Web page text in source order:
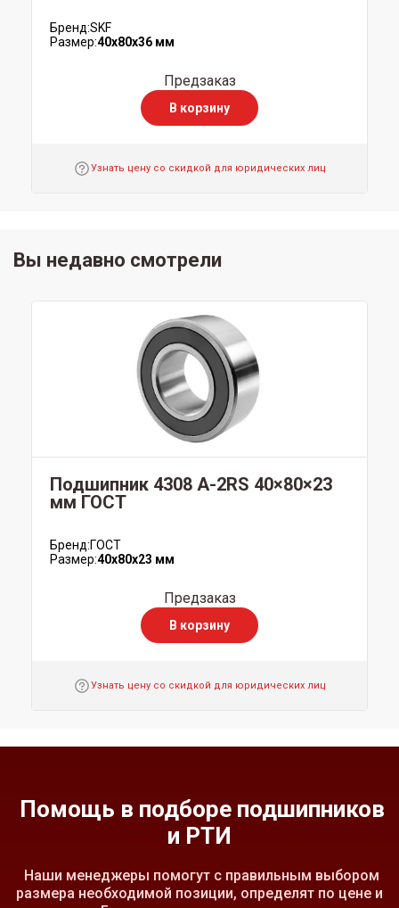
Бренд:SKF
Размер:40x80x36 мм
Предзаказ
В корзину
Узнать цену со скидкой для юридических лиц
Вы недавно смотрели
Подшипник 4308 A-2RS 40×80×23
мм ГОСТ
Бренд:ГОСТ
Размер:40x80x23 мм
Предзаказ
В корзину
Узнать цену со скидкой для юридических лиц
Помощь в подборе подшипников
и РТИ
Наши менеджеры помогут с правильным выбором
размера необходимой позиции, определят по цене и